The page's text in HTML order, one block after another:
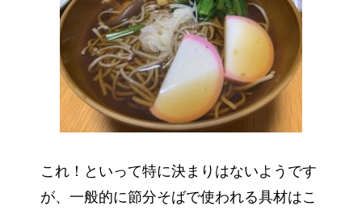
これ！といって特に決まりはないようです
が、一般的に節分そばで使われる具材はこ